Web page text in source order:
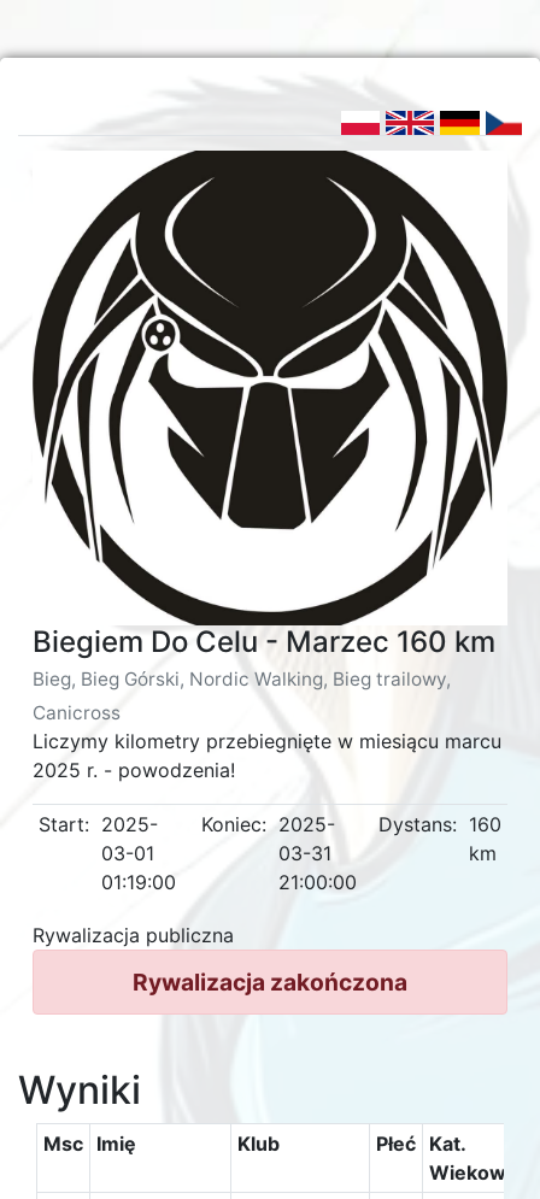
Biegiem Do Celu - Marzec 160 km
Bieg, Bieg Górski, Nordic Walking, Bieg trailowy,
Canicross
Liczymy kilometry przebiegnięte w miesiącu marcu
2025 r. - powodzenia!
Start: 2025-
03-01
01:19:00
Koniec: 2025-
03-31
21:00:00
Dystans: 160
km
Rywalizacja publiczna
Rywalizacja zakończona
Wyniki
Msc Imię Klub Płeć
Kat.
Wiekowa